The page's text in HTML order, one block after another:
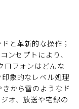
と革新的な操作；
ンセプトにより、
ロフォンはどんな
象的なレベル処理
から雷のようなド
オ、放送や宅録の